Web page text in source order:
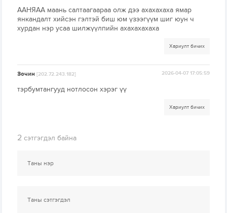
ААНЯАА маань салтаагаараа олж дээ ахахахаха ямар
янкандалт хийсэн гэлтэй биш юм үзээгүүм шиг юун ч
хурдан нэр усаа шилжүүлпийн ахахахахаха
Хариулт бичих
Зочин[202.72.243.182] 2026-04-07 17:05:59
тэрбумтангууд нотлосон хэрэг үү
Хариулт бичих
2 сэтгэгдэл байна